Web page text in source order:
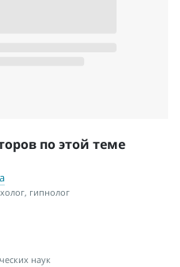
по этой теме
гипнолог
наук